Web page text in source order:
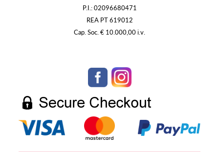
P.I.: 02096680471
REA PT 619012
Cap. Soc. € 10.000,00 i.v.